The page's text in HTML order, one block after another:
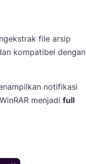
file arsip
kompatibel dengan
notifikasi
menjadi full